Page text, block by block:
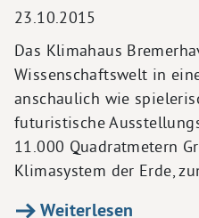
23.10.2015
Das Klimahaus
Wissenschaftswelt in
anschaulich wie
futuristische
11.000 Quadratmetern
Klimasystem der Erde,
Weiterlesen